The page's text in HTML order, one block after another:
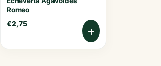
Romeo
€2,75
+